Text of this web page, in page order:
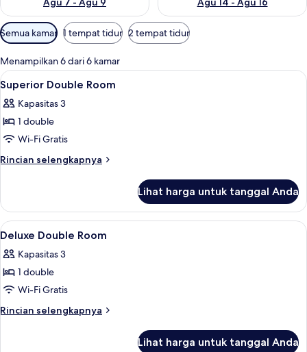
Filter
tersedia
untuk
kamar
Semua kamar 1 tempat tidur 2 tempat tidur
Menampilkan 6 dari 6 kamar
Lihat
semua
foto
untuk
Superior
Double
Seprai premium, meja kerja, kedap
11
Superior Double Room
Kapasitas 3
1 double
Wi-Fi Gratis
Rincian selengkapnya
Rincian
Superior
Double
Room
Lihat harga untuk tanggal Anda
Lihat
semua
foto
untuk
Deluxe
Double
Seprai premium, meja kerja, kedap
5
Deluxe Double Room
Kapasitas 3
1 double
Wi-Fi Gratis
Rincian selengkapnya
Rincian
Lihat harga untuk tanggal Anda